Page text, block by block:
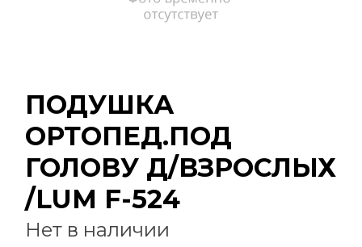
ПОДУШКА
ОРТОПЕД.ПОД
ГОЛОВУ Д/ВЗРОСЛЫХ
/LUM F-524
Нет в наличии